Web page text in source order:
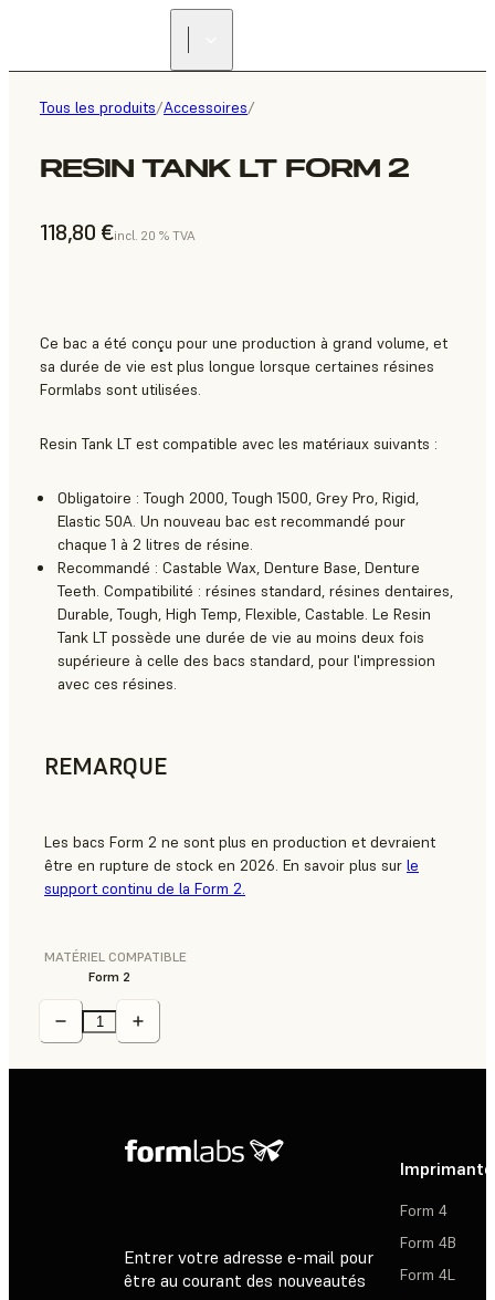
Tous les produits/Accessoires/
RESIN TANK LT FORM 2
118,80 €incl. 20 % TVA
Ce bac a été conçu pour une production à grand volume, et
sa durée de vie est plus longue lorsque certaines résines
Formlabs sont utilisées.
Resin Tank LT est compatible avec les matériaux suivants :
Obligatoire : Tough 2000, Tough 1500, Grey Pro, Rigid,
Elastic 50A. Un nouveau bac est recommandé pour
chaque 1 à 2 litres de résine.
Recommandé : Castable Wax, Denture Base, Denture
Teeth. Compatibilité : résines standard, résines dentaires,
Durable, Tough, High Temp, Flexible, Castable. Le Resin
Tank LT possède une durée de vie au moins deux fois
supérieure à celle des bacs standard, pour l'impression
avec ces résines.
REMARQUE
Les bacs Form 2 ne sont plus en production et devraient
être en rupture de stock en 2026. En savoir plus sur le
support continu de la Form 2.
MATÉRIEL COMPATIBLE
Form 2
Entrer votre adresse e-mail pour
être au courant des nouveautés
Form 4
Form 4B
Form 4L